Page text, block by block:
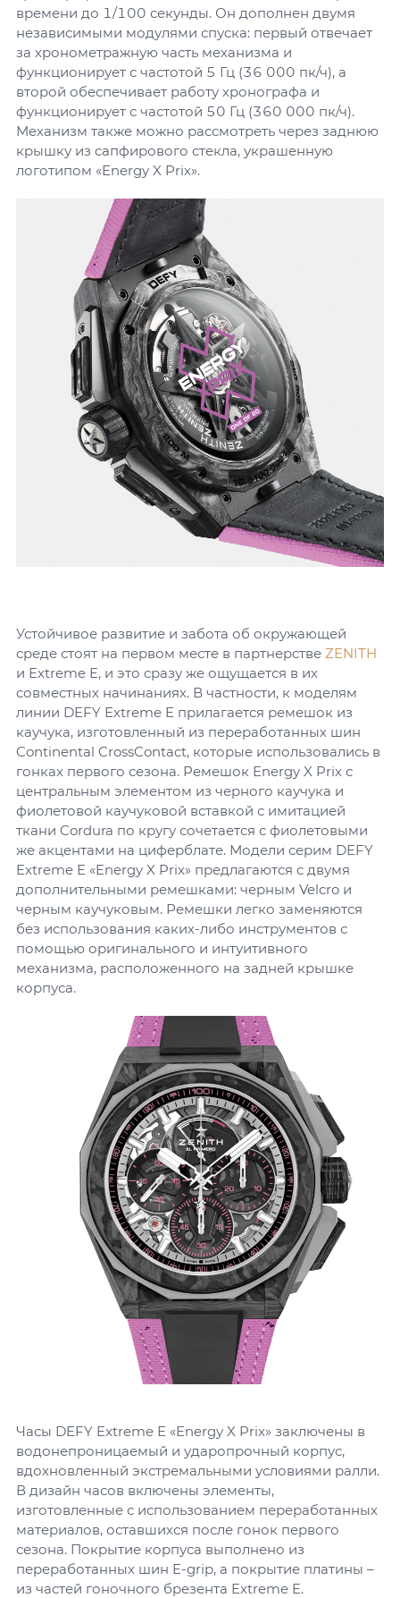
времени до 1/100 секунды. Он дополнен двумя
независимыми модулями спуска: первый отвечает
за хронометражную часть механизма и
функционирует с частотой 5 Гц (36 000 пк/ч), а
второй обеспечивает работу хронографа и
функционирует с частотой 50 Гц (360 000 пк/ч).
Механизм также можно рассмотреть через заднюю
крышку из сапфирового стекла, украшенную
логотипом «Energy X Prix».
Устойчивое развитие и забота об окружающей
среде стоят на первом месте в партнерстве ZENITH
и Extreme E, и это сразу же ощущается в их
совместных начинаниях. В частности, к моделям
линии DEFY Extreme E прилагается ремешок из
каучука, изготовленный из переработанных шин
Continental CrossContact, которые использовались в
гонках первого сезона. Ремешок Energy X Prix с
центральным элементом из черного каучука и
фиолетовой каучуковой вставкой с имитацией
ткани Cordura по кругу сочетается с фиолетовыми
же акцентами на циферблате. Модели серим DEFY
Extreme E «Energy X Prix» предлагаются с двумя
дополнительными ремешками: черным Velcro и
черным каучуковым. Ремешки легко заменяются
без использования каких-либо инструментов с
помощью оригинального и интуитивного
механизма, расположенного на задней крышке
корпуса.
Часы DEFY Extreme E «Energy X Prix» заключены в
водонепроницаемый и ударопрочный корпус,
вдохновленный экстремальными условиями ралли.
В дизайн часов включены элементы,
изготовленные с использованием переработанных
материалов, оставшихся после гонок первого
сезона. Покрытие корпуса выполнено из
переработанных шин E-grip, а покрытие платины –
из частей гоночного брезента Extreme E.